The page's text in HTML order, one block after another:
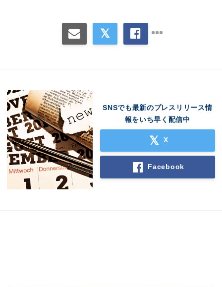
SNSでも最新のプレスリリース情
報をいち早く配信中
X
Facebook
Japanese